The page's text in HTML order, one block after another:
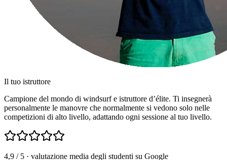
Il tuo istruttore
Campione del mondo di windsurf e istruttore d’élite. Ti insegnerà
personalmente le manovre che normalmente si vedono solo nelle
competizioni di alto livello, adattando ogni sessione al tuo livello.
4,9 / 5 · valutazione media degli studenti su Google